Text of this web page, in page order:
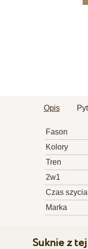
Opis
Fason
Kolory
Tren
2w1
Czas szycia
Marka
Suknie z